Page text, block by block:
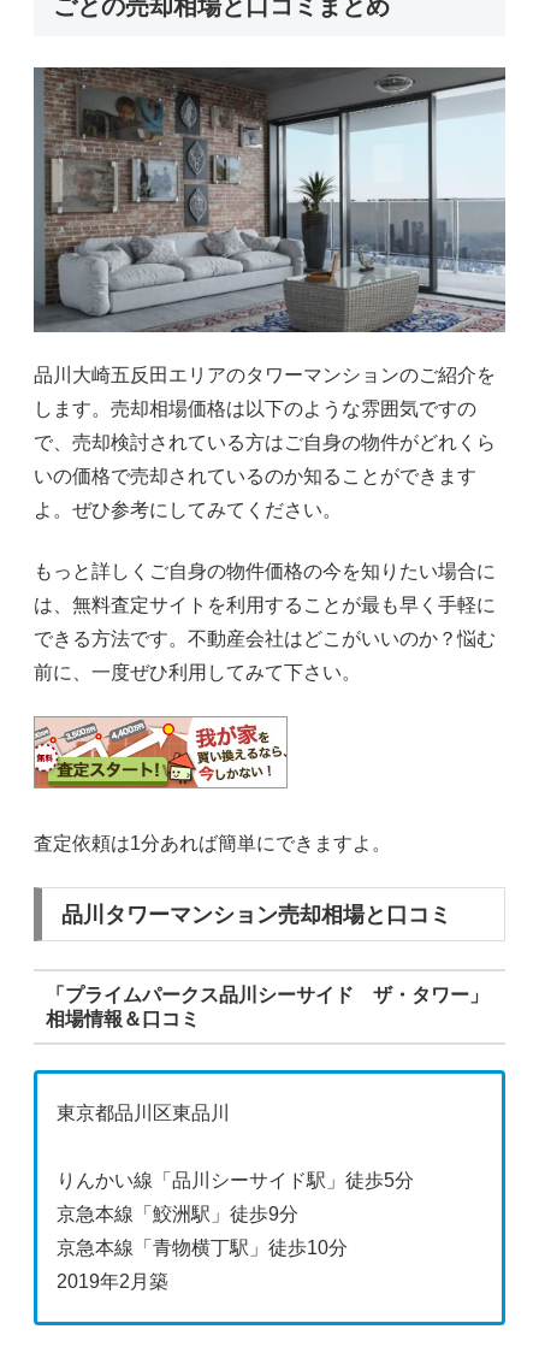
ごとの売却相場と口コミまとめ
品川大崎五反田エリアのタワーマンションのご紹介を
します。売却相場価格は以下のような雰囲気ですの
で、売却検討されている方はご自身の物件がどれくら
いの価格で売却されているのか知ることができます
よ。ぜひ参考にしてみてください。
もっと詳しくご自身の物件価格の今を知りたい場合に
は、無料査定サイトを利用することが最も早く手軽に
できる方法です。不動産会社はどこがいいのか？悩む
前に、一度ぜひ利用してみて下さい。
査定依頼は1分あれば簡単にできますよ。
品川タワーマンション売却相場と口コミ
「プライムパークス品川シーサイド ザ・タワー」
相場情報＆口コミ
東京都品川区東品川
りんかい線「品川シーサイド駅」徒歩5分
京急本線「鮫洲駅」徒歩9分
京急本線「青物横丁駅」徒歩10分
2019年2月築